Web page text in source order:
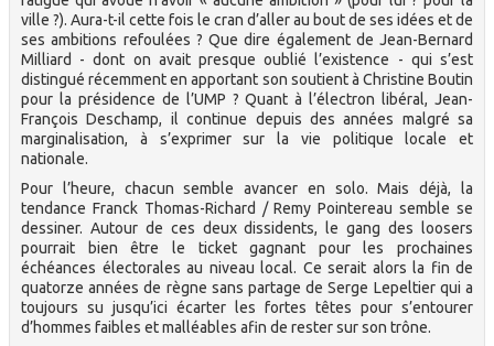
ville ?). Aura-t-il cette fois le cran d’aller au bout de ses idées et de
ses ambitions refoulées ? Que dire également de Jean-Bernard
Milliard - dont on avait presque oublié l’existence - qui s’est
distingué récemment en apportant son soutient à Christine Boutin
pour la présidence de l’UMP ? Quant à l’électron libéral, Jean-
François Deschamp, il continue depuis des années malgré sa
marginalisation, à s’exprimer sur la vie politique locale et
nationale.
Pour l’heure, chacun semble avancer en solo. Mais déjà, la
tendance Franck Thomas-Richard / Remy Pointereau semble se
dessiner. Autour de ces deux dissidents, le gang des loosers
pourrait bien être le ticket gagnant pour les prochaines
échéances électorales au niveau local. Ce serait alors la fin de
quatorze années de règne sans partage de Serge Lepeltier qui a
toujours su jusqu’ici écarter les fortes têtes pour s’entourer
d’hommes faibles et malléables afin de rester sur son trône.